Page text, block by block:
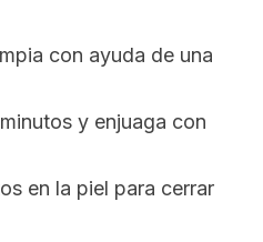
con ayuda de una
y enjuaga con
en la piel para cerrar